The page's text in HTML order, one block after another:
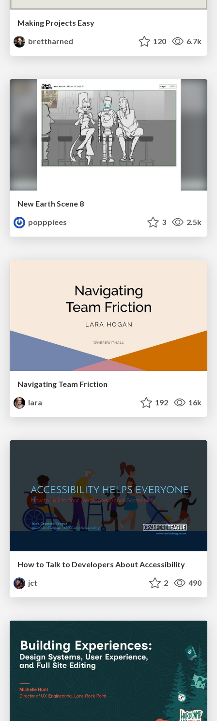
Making Projects Easy
brettharned
120 6.7k
New Earth Scene 8
popppiees
3 2.5k
Navigating Team Friction
lara
192 16k
How to Talk to Developers About Accessibility
jct
2 490